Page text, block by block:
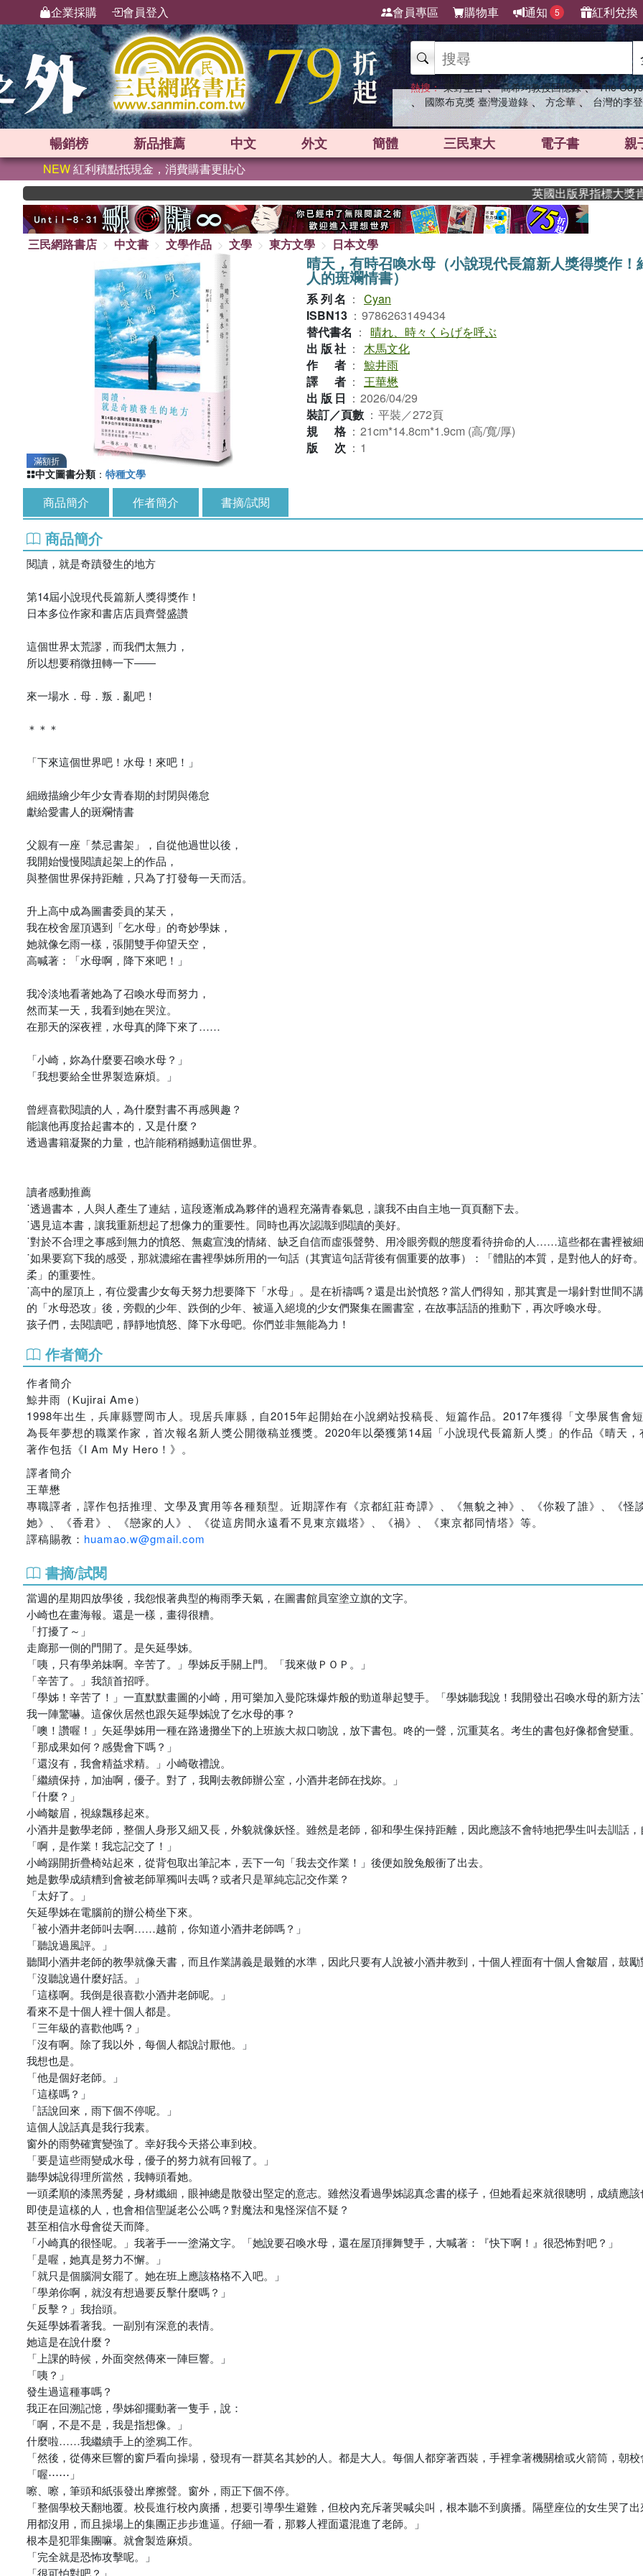
企業採購 會員登入 會員專區 購物車 通知 5 紅利兌換
熱搜： 東野圭吾 、 高希均教授回憶錄 、 The
、 國際布克獎 臺灣漫遊錄 、 方念華 、 台灣的李
暢銷榜 新品推薦 中文 外文 簡體 三民東大 電子書 親
NEW紅利積點抵現金，消費購書更貼心
英國出版界指標大獎肯定！A.F.
三民網路書店 中文書 文學作品 文學 東方文學 日本文學
滿額折
晴天，有時召喚水母（小說現代長篇新人獎得獎作！
人的斑斕情書）
系列名 ： Cyan
ISBN13 ： 9786263149434
替代書名 ： 晴れ、時々くらげを呼ぶ
出版社 ： 木馬文化
作者 ： 鯨井雨
譯者 ： 王華懋
出版日 ： 2026/04/29
裝訂／頁數 ： 平裝／272頁
規格 ： 21cm*14.8cm*1.9cm (高/寬/厚)
版次 ： 1
中文圖書分類 ： 特種文學
商品簡介 作者簡介 書摘/試閱
商品簡介
閱讀，就是奇蹟發生的地方
第14屆小說現代長篇新人獎得獎作！
日本多位作家和書店店員齊聲盛讚
這個世界太荒謬，而我們太無力，
所以想要稍微扭轉一下――
來一場水．母．叛．亂吧！
＊＊＊
「下來這個世界吧！水母！來吧！」
細緻描繪少年少女青春期的封閉與倦怠
獻給愛書人的斑斕情書
父親有一座「禁忌書架」，自從他過世以後，
我開始慢慢閱讀起架上的作品，
與整個世界保持距離，只為了打發每一天而活。
升上高中成為圖書委員的某天，
我在校舍屋頂遇到「乞水母」的奇妙學妹，
她就像乞雨一樣，張開雙手仰望天空，
高喊著：「水母啊，降下來吧！」
我冷淡地看著她為了召喚水母而努力，
然而某一天，我看到她在哭泣。
在那天的深夜裡，水母真的降下來了……
「小崎，妳為什麼要召喚水母？」
「我想要給全世界製造麻煩。」
曾經喜歡閱讀的人，為什麼對書不再感興趣？
能讓他再度拾起書本的，又是什麼？
透過書籍凝聚的力量，也許能稍稍撼動這個世界。
讀者感動推薦
˙透過書本，人與人產生了連結，這段逐漸成為夥伴的過程充滿青春氣息，讓我不由自主地一頁頁翻下去。
˙遇見這本書，讓我重新想起了想像力的重要性。同時也再次認識到閱讀的美好。
˙對於不合理之事感到無力的憤怒、無處宣洩的情緒、缺乏自信而虛張聲勢、用冷眼旁觀的態度看待拚命的人……這些都在書裡被細
˙如果要寫下我的感受，那就濃縮在書裡學姊所用的一句話（其實這句話背後有個重要的故事）：「體貼的本質，是對他人的好奇
柔」的重要性。
˙高中的屋頂上，有位愛書少女每天努力想要降下「水母」。是在祈禱嗎？還是出於憤怒？當人們得知，那其實是一場針對世間不
的「水母恐攻」後，旁觀的少年、跌倒的少年、被逼入絕境的少女們聚集在圖書室，在故事話語的推動下，再次呼喚水母。
孩子們，去閱讀吧，靜靜地憤怒、降下水母吧。你們並非無能為力！
作者簡介
作者簡介
鯨井雨（Kujirai Ame）
1998年出生，兵庫縣豐岡市人。現居兵庫縣，自2015年起開始在小說網站投稿長、短篇作品。2017年獲得「文學展售會
為長年夢想的職業作家，首次報名新人獎公開徵稿並獲獎。2020年以榮獲第14屆「小說現代長篇新人獎」的作品《晴天
著作包括《I Am My Hero！》。
譯者簡介
王華懋
專職譯者，譯作包括推理、文學及實用等各種類型。近期譯作有《京都紅莊奇譚》、《無貌之神》、《你殺了誰》、《怪
她》、《香君》、《戀家的人》、《從這房間永遠看不見東京鐵塔》、《禍》、《東京都同情塔》等。
譯稿賜教： huamao.w@gmail.com
書摘/試閱
當週的星期四放學後，我怨恨著典型的梅雨季天氣，在圖書館員室塗立旗的文字。
小崎也在畫海報。還是一樣，畫得很糟。
「打擾了～」
走廊那一側的門開了。是矢延學姊。
「咦，只有學弟妹啊。辛苦了。」學姊反手關上門。「我來做ＰＯＰ。」
「辛苦了。」我頷首招呼。
「學姊！辛苦了！」一直默默畫圖的小崎，用可樂加入曼陀珠爆炸般的勁道舉起雙手。「學姊聽我說！我開發出召喚水母的新方法
我一陣驚嚇。這傢伙居然也跟矢延學姊說了乞水母的事？
「噢！讚喔！」矢延學姊用一種在路邊攤坐下的上班族大叔口吻說，放下書包。咚的一聲，沉重莫名。考生的書包好像都會變重。
「那成果如何？感覺會下嗎？」
「還沒有，我會精益求精。」小崎敬禮說。
「繼續保持，加油啊，優子。對了，我剛去教師辦公室，小酒井老師在找妳。」
「什麼？」
小崎皺眉，視線飄移起來。
小酒井是數學老師，整個人身形又細又長，外貌就像妖怪。雖然是老師，卻和學生保持距離，因此應該不會特地把學生叫去訓話，
「啊，是作業！我忘記交了！」
小崎踢開折疊椅站起來，從背包取出筆記本，丟下一句「我去交作業！」後便如脫兔般衝了出去。
她是數學成績糟到會被老師單獨叫去嗎？或者只是單純忘記交作業？
「太好了。」
矢延學姊在電腦前的辦公椅坐下來。
「被小酒井老師叫去啊……越前，你知道小酒井老師嗎？」
「聽說過風評。」
聽聞小酒井老師的教學就像天書，而且作業講義是最難的水準，因此只要有人說被小酒井教到，十個人裡面有十個人會皺眉，鼓勵
「沒聽說過什麼好話。」
「這樣啊。我倒是很喜歡小酒井老師呢。」
看來不是十個人裡十個人都是。
「三年級的喜歡他嗎？」
「沒有啊。除了我以外，每個人都說討厭他。」
我想也是。
「他是個好老師。」
「這樣嗎？」
「話說回來，雨下個不停呢。」
這個人說話真是我行我素。
窗外的雨勢確實變強了。幸好我今天搭公車到校。
「要是這些雨變成水母，優子的努力就有回報了。」
聽學姊說得理所當然，我轉頭看她。
一頭柔順的漆黑秀髮，身材纖細，眼神總是散發出堅定的意志。雖然沒看過學姊認真念書的樣子，但她看起來就很聰明，成績應該
即使是這樣的人，也會相信聖誕老公公嗎？對魔法和鬼怪深信不疑？
甚至相信水母會從天而降。
「小崎真的很怪呢。」我著手一一塗滿文字。「她說要召喚水母，還在屋頂揮舞雙手，大喊著：『快下啊！』很恐怖對吧？」
「是喔，她真是努力不懈。」
「就只是個腦洞女罷了。她在班上應該格格不入吧。」
「學弟你啊，就沒有想過要反擊什麼嗎？」
「反擊？」我抬頭。
矢延學姊看著我。一副別有深意的表情。
她這是在說什麼？
「上課的時候，外面突然傳來一陣巨響。」
「咦？」
發生過這種事嗎？
我正在回溯記憶，學姊卻擺動著一隻手，說：
「啊，不是不是，我是指想像。」
什麼啦……我繼續手上的塗鴉工作。
「然後，從傳來巨響的窗戶看向操場，發現有一群莫名其妙的人。都是大人。每個人都穿著西裝，手裡拿著機關槍或火箭筒，朝校
「喔⋯⋯」
嚓、嚓，筆頭和紙張發出摩擦聲。窗外，雨正下個不停。
「整個學校天翻地覆。校長進行校內廣播，想要引導學生避難，但校內充斥著哭喊尖叫，根本聽不到廣播。隔壁座位的女生哭了
用都沒用，而且操場上的集團正步步進逼。仔細一看，那夥人裡面還混進了老師。」
根本是犯罪集團嘛。就會製造麻煩。
「完全就是恐怖攻擊呢。」
「很可怕對吧？」